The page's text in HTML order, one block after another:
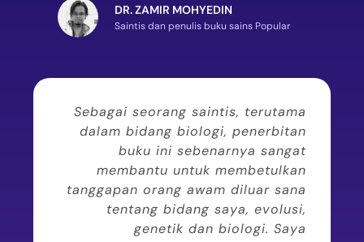
DR. ZAMIR MOHYEDIN
Saintis dan penulis buku sains Popular
Sebagai seorang saintis, terutama
dalam bidang biologi, penerbitan
buku ini sebenarnya sangat
membantu untuk membetulkan
tanggapan orang awam diluar sana
tentang bidang saya, evolusi,
genetik dan biologi. Saya